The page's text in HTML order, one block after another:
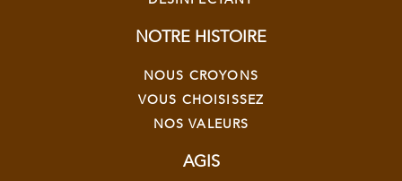
NOTRE HISTOIRE
NOUS CROYONS
VOUS CHOISISSEZ
NOS VALEURS
AGIS